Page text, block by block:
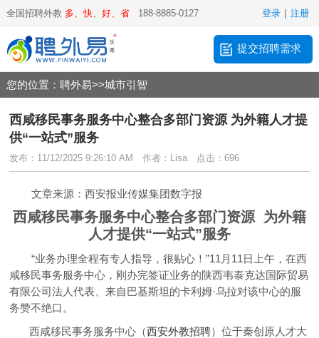
全国招聘外教 多、快、好、省188-8885-0127 登录 注册
提交招聘需求
您的位置： 聘外易>>城市引智
西咸移民事务服务中心整合多部门资源 为外籍人才提
供“一站式”服务
发布：11/12/2025 9:26:10 AM 作者：Lisa 点击：696
文章来源：西安报业传媒集团数字报
西咸移民事务服务中心整合多部门资源 为外籍
人才提供“一站式”服务
“业务办理全程有专人指导，很贴心！”11月11日上午，在西
咸移民事务服务中心，刚办完签证业务的陕西韦泰克达国际贸易
有限公司法人代表、来自巴基斯坦的卡利姆·乌拉对该中心的服
务赞不绝口。
西咸移民事务服务中心（西安外教招聘）位于秦创原人才大